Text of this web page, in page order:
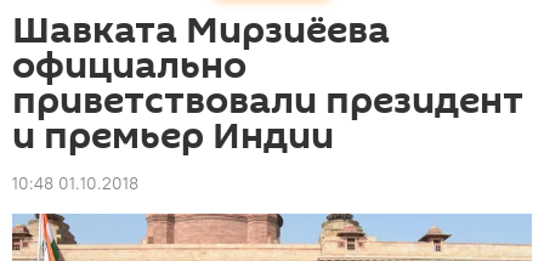
Шавката Мирзиёева
официально
приветствовали президент
и премьер Индии
10:48 01.10.2018